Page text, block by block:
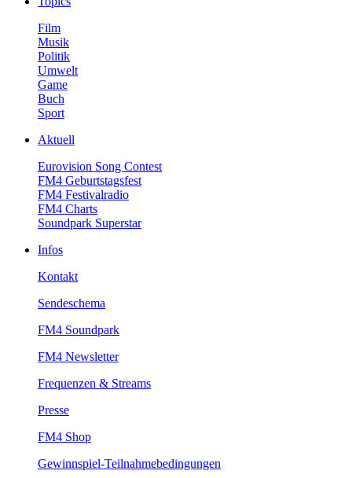
Film
Musik
Politik
Umwelt
Game
Buch
Sport
Aktuell
EurovisionSongContest
FM4Geburtstagsfest
FM4Festivalradio
FM4Charts
SoundparkSuperstar
Infos
Kontakt
Sendeschema
FM4Soundpark
FM4Newsletter
Frequenzen&Streams
Presse
FM4Shop
Gewinnspiel-Teilnahmebedingungen